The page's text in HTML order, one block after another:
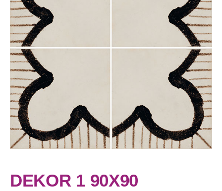
DEKOR 1 90X90